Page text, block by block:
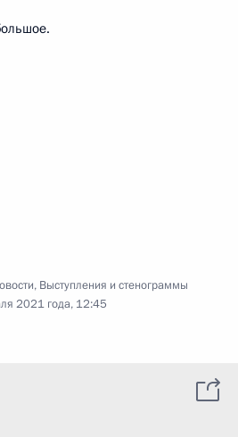
, Выступления и стенограммы
2021 года, 12:45